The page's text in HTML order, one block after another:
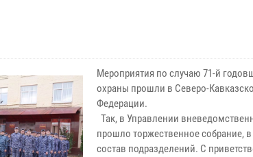
Мероприятия по случаю 71-й
охраны прошли в Северо-
Федерации.
Так, в Управлении
прошло торжественное собрание,
состав подразделений. С